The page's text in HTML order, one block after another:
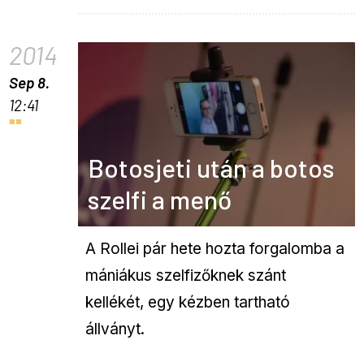
2014
Sep 8.
12:41
Botosjeti után a botos
szelfi a menő
A Rollei pár hete hozta forgalomba a
mániákus szelfizőknek szánt
kellékét, egy kézben tartható
állványt.